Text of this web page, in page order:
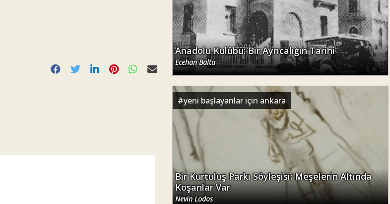
Anadolu Kulübü: Bir Ayrıcalığın Tarihi
Ecehan Balta
#yeni başlayanlar için ankara
Bir Kurtuluş Parkı Söyleşisi: Meşelerin Altında
Koşanlar Var
Nevin Lodos